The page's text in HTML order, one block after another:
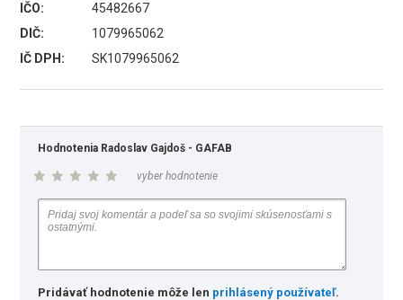
IČO:
45482667
DIČ:
1079965062
IČ DPH:
SK1079965062
Hodnotenia Radoslav Gajdoš - GAFAB
vyber hodnotenie
Pridávať hodnotenie môže len prihlásený používateľ.